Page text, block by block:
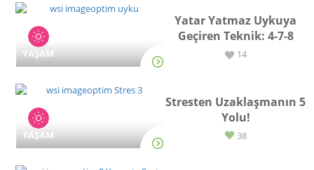
YAŞAM
Yatar Yatmaz Uykuya
Geçiren Teknik: 4-7-8
14
YAŞAM
Stresten Uzaklaşmanın 5
Yolu!
38